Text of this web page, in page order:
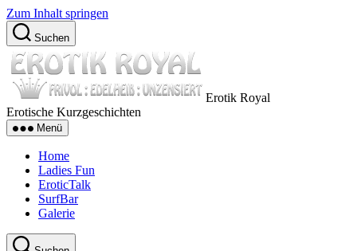
Zum Inhalt springen
Suchen
Erotik Royal
Erotische Kurzgeschichten
Menü
Home
Ladies Fun
EroticTalk
SurfBar
Galerie